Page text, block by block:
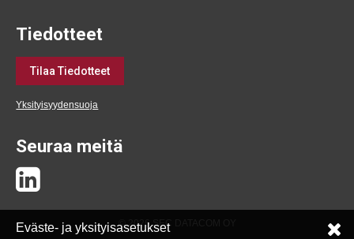
Tiedotteet
Tilaa Tiedotteet
Yksityisyydensuoja
Seuraa meitä
© 2026 SEC DATACOM OY
Eväste- ja yksityisasetukset